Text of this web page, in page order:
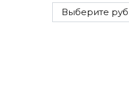
Все
рубрики